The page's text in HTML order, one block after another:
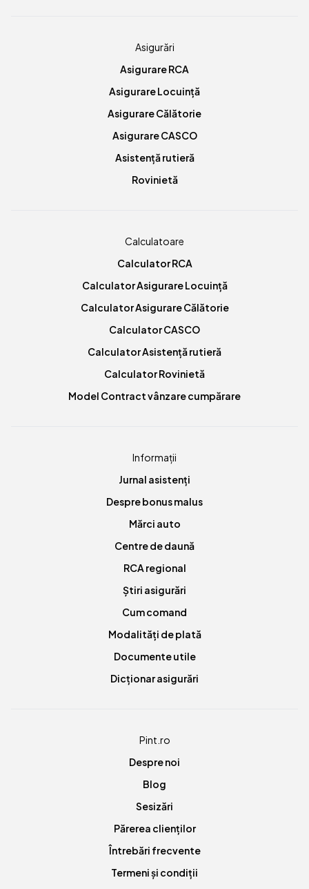
Asigurări
Asigurare RCA
Asigurare Locuință
Asigurare Călătorie
Asigurare CASCO
Asistență rutieră
Rovinietă
Calculatoare
Calculator RCA
Calculator Asigurare Locuință
Calculator Asigurare Călătorie
Calculator CASCO
Calculator Asistență rutieră
Calculator Rovinietă
Model Contract vânzare cumpărare
Informații
Jurnal asistenți
Despre bonus malus
Mărci auto
Centre de daună
RCA regional
Știri asigurări
Cum comand
Modalități de plată
Documente utile
Dicționar asigurări
Pint.ro
Despre noi
Blog
Sesizări
Părerea clienților
Întrebări frecvente
Termeni și condiții